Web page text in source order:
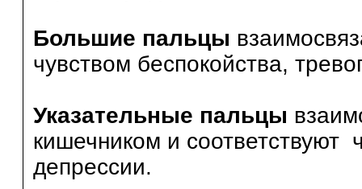
Большие пальцы
чувством беспокойства,
Указательные пальцы
кишечником и соответствуют
депрессии.